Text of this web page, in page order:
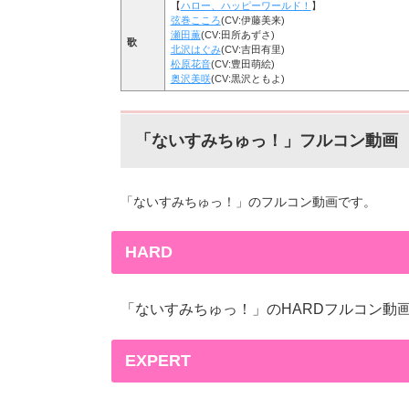
歌
【ハロー、ハッピーワールド！ 】
弦巻こころ(CV:伊藤美来)
瀬田薫(CV:田所あずさ)
北沢はぐみ(CV:吉田有里)
松原花音(CV:豊田萌絵)
奥沢美咲(CV:黒沢ともよ)
「ないすみちゅっ！」フルコン動画
「ないすみちゅっ！」のフルコン動画です。
HARD
「ないすみちゅっ！」のHARDフルコン動
EXPERT